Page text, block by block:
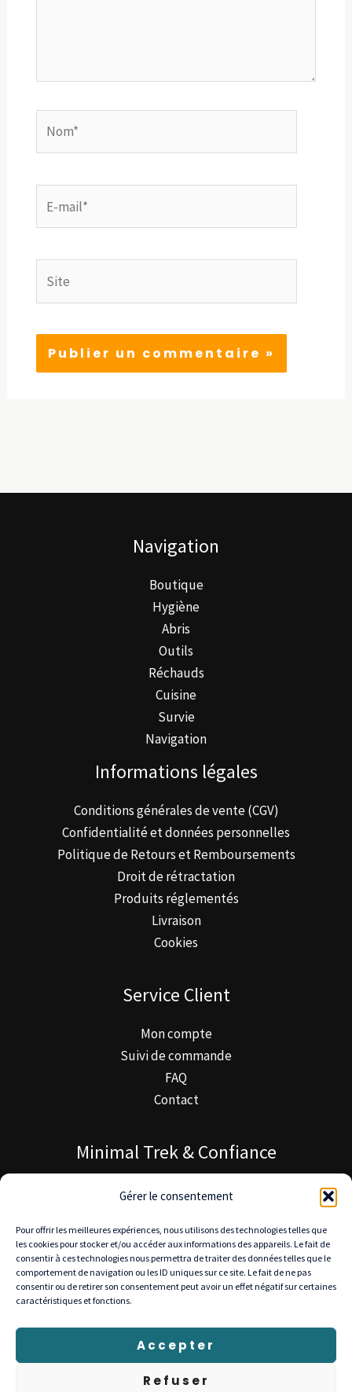
Gérer le consentement
Pour offrir les meilleures expériences, nous utilisons des technologies telles que
les cookies pour stocker et/ou accéder aux informations des appareils. Le fait de
consentir à ces technologies nous permettra de traiter des données telles que le
comportement de navigation ou les ID uniques sur ce site. Le fait de ne pas
consentir ou de retirer son consentement peut avoir un effet négatif sur certaines
caractéristiques et fonctions.
Accepter
Refuser
mail*
Navigation
Boutique
Hygiène
Abris
Outils
Réchauds
Cuisine
Survie
Navigation
Informations légales
Conditions générales de vente (CGV)
Confidentialité et données personnelles
Politique de Retours et Remboursements
Droit de rétractation
Produits réglementés
Livraison
Cookies
Service Client
Mon compte
Suivi de commande
FAQ
Contact
Minimal Trek & Confiance
À propos de Minimal Trek
Notre mission
Livraison gratuite en Europe • Retours 30 jours •
Paiement sécurisé : Stripe, PayPal, Visa, Mastercard